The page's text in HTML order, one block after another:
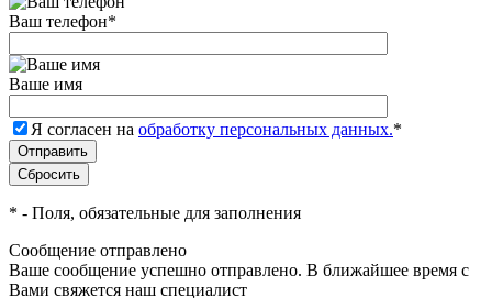
Ваш телефон*
Ваше имя
Я согласен на обработку персональных данных.*
* - Поля, обязательные для заполнения
Сообщение отправлено
Ваше сообщение успешно отправлено. В ближайшее время с
Вами свяжется наш специалист